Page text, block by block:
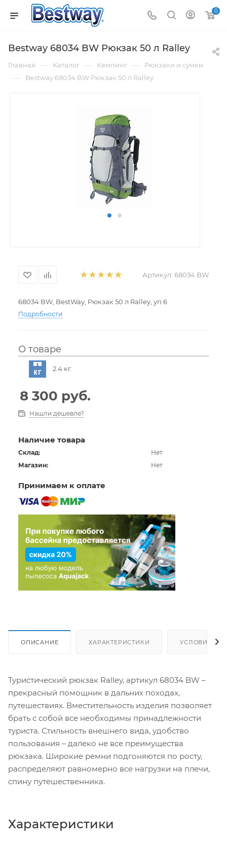
0
Bestway 68034 BW Рюкзак 50 л Ralley
Главная — Каталог — Кемпинг — Рюкзаки и сумки
— Bestway 68034 BW Рюкзак 50 л Ralley
Артикул: 68034 BW
68034 BW, BestWay, Рюкзак 50 л Ralley, уп.6
Подробности
О товаре
2.4 кг.
8 300 руб.
Нашли дешевле?
Наличие товара
Склад:
Нет
Магазин:
Нет
Принимаем к оплате
ОПИСАНИЕ ХАРАКТЕРИСТИКИ УСЛОВИЯ
Туристический рюкзак Ralley, артикул 68034 BW –
прекрасный помощник в дальних походах,
путешествиях. Вместительность изделия позволяет
брать с собой все необходимы принадлежности
туриста. Стильность внешнего вида, удобство
пользования – далеко не все преимущества
рюкзака. Широкие ремни подгоняются по росту,
распределяют равномерно все нагрузки на плечи,
спину путешественника.
Характеристики